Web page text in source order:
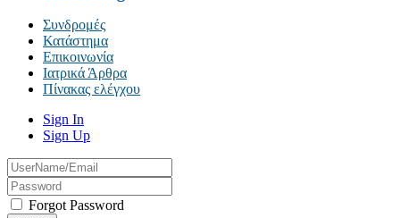
Συνδρομές
Κατάστημα
Επικοινωνία
Ιατρικά Άρθρα
Πίνακας ελέγχου
Sign In
Sign Up
Forgot Password